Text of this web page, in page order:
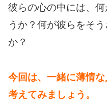
彼らの心の中には、
うか？何が彼らをそ
か？
今回は、一緒に薄情
考えてみましょう。